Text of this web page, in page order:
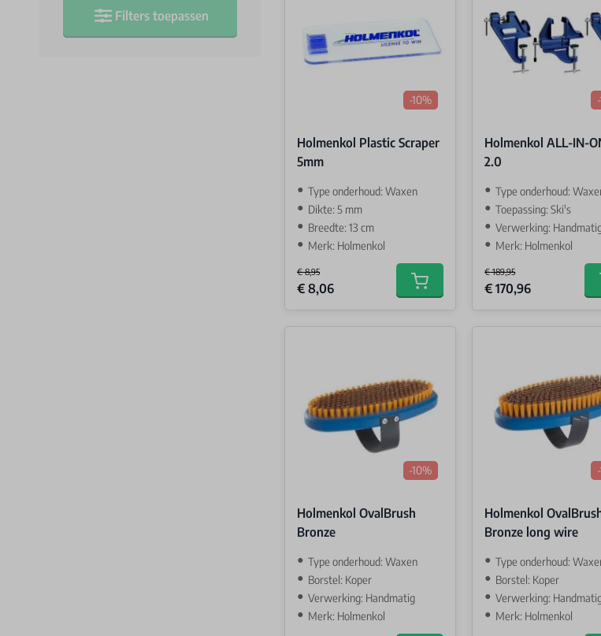
Filters toepassen
-10%
Holmenkol Plastic Scraper
5mm
Type onderhoud: Waxen
Dikte: 5 mm
Breedte: 13 cm
Merk: Holmenkol
€ 8,95
Special Price
€ 8,06 Add to cart
Holmenkol ALL-IN-
2.0
Type onderhoud: Waxen &
Toepassing: Ski's
Verwerking:
Merk: Holmenkol
€ 189,95
Special Price
€ 170,96
-10%
Holmenkol OvalBrush
Bronze
Type onderhoud: Waxen
Borstel: Koper
Verwerking: Handmatig
Merk: Holmenkol
Holmenkol
Bronze long wire
Type onderhoud:
Borstel: Koper
Verwerking:
Merk: Holmenkol